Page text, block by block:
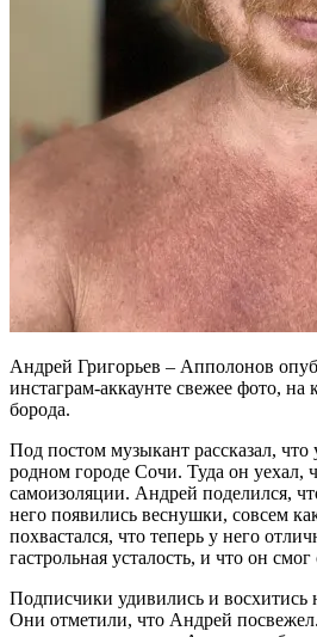
Андрей Григорьев – Апполонов
инстаграм-аккаунте свежее фото, на
борода.
Под постом музыкант рассказал,
родном городе Сочи. Туда он уехал,
самоизоляции. Андрей поделился,
него появились веснушки, совсем
похвастался, что теперь у него
гастрольная усталость, и что он смог
Подписчики удивились и восхитись
Они отметили, что Андрей